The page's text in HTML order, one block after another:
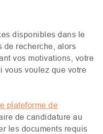
disponibles dans le
de recherche, alors
vos motivations, votre
vous voulez que votre
plateforme de
de candidature au
les documents requis